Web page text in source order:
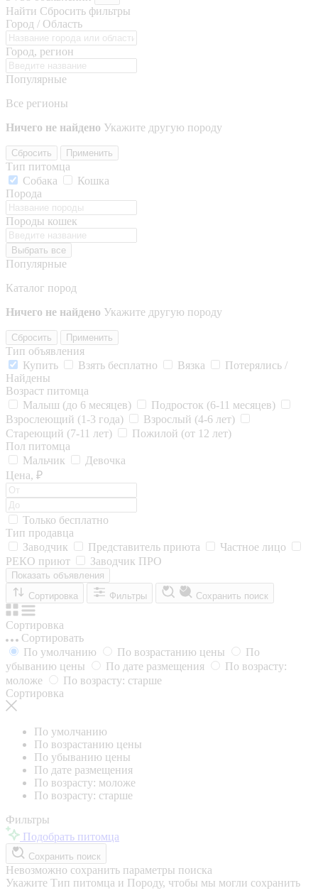
Найти Сбросить фильтры
Город / Область
Город, регион
Популярные
Все регионы
Ничего не найдено Укажите другую породу
Сбросить Применить
Тип питомца
Собака
Кошка
Порода
Породы кошек
Выбрать все
Популярные
Каталог пород
Ничего не найдено Укажите другую породу
Сбросить Применить
Тип объявления
Купить
Взять бесплатно Вязка
Потерялись /
Найдены
Возраст питомца
Малыш (до 6 месяцев)
Подросток (6-11 месяцев)
Взрослеющий (1-3 года)
Взрослый (4-6 лет)
Стареющий (7-11 лет)
Пожилой (от 12 лет)
Пол питомца
Мальчик
Девочка
Цена, ₽
Только бесплатно
Тип продавца
Заводчик
Представитель приюта
Частное лицо
РЕКО приют
Заводчик ПРО
Показать объявления
Сортировка
Фильтры Сохранить поиск
Сортировка
Сортировать
По умолчанию
По возрастанию цены
По
убыванию цены
По дате размещения
По возрасту:
моложе
По возрасту: старше
Сортировка
По умолчанию
По возрастанию цены
По убыванию цены
По дате размещения
По возрасту: моложе
По возрасту: старше
Фильтры
Подобрать питомца
Сохранить поиск
Невозможно сохранить параметры поиска
Укажите Тип питомца и Породу, чтобы мы могли сохранить